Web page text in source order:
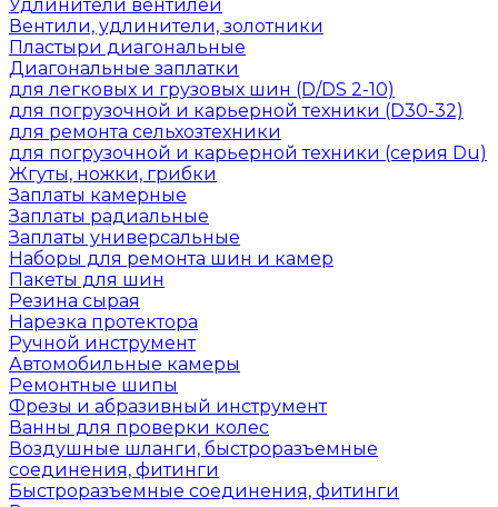
Удлинители вентилей
Вентили, удлинители, золотники
Пластыри диагональные
Диагональные заплатки
для легковых и грузовых шин (D/DS 2-10)
для погрузочной и карьерной техники (D30-32)
для ремонта сельхозтехники
для погрузочной и карьерной техники (серия Du)
Жгуты, ножки, грибки
Заплаты камерные
Заплаты радиальные
Заплаты универсальные
Наборы для ремонта шин и камер
Пакеты для шин
Резина сырая
Нарезка протектора
Ручной инструмент
Автомобильные камеры
Ремонтные шипы
Фрезы и абразивный инструмент
Ванны для проверки колес
Воздушные шланги, быстроразъемные
соединения, фитинги
Быстроразъемные соединения, фитинги